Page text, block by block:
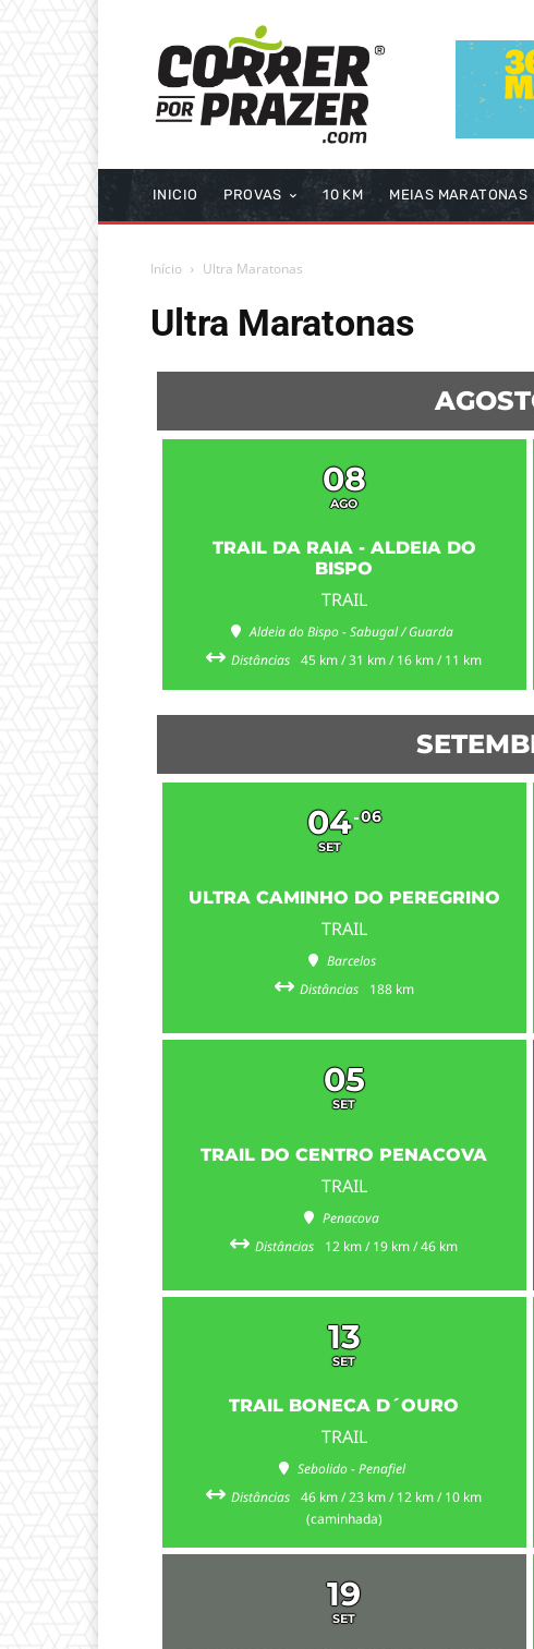
INICIO PROVAS 10 KM MEIAS MARATONAS
Início Ultra Maratonas
Ultra Maratonas
08
AGO
TRAIL DA RAIA - ALDEIA DO
BISPO
TRAIL
Aldeia do Bispo - Sabugal / Guarda
Distâncias
45 km / 31 km / 16 km / 11 km
04
SET
06
ULTRA CAMINHO DO PEREGRINO
TRAIL
Barcelos
Distâncias
188 km
05
SET
TRAIL DO CENTRO PENACOVA
TRAIL
Penacova
Distâncias
12 km / 19 km / 46 km
13
SET
TRAIL BONECA D´OURO
TRAIL
Sebolido - Penafiel
Distâncias
46 km / 23 km / 12 km / 10 km
(caminhada)
19
SET